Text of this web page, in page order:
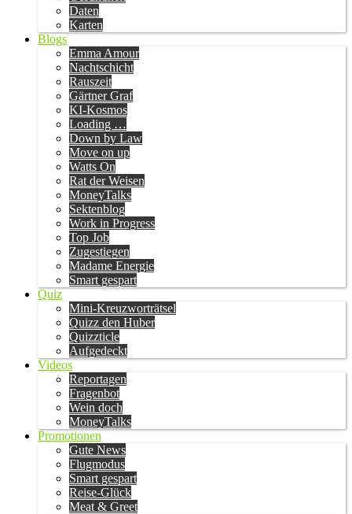
Daten
Karten
Blogs
Emma Amour
Nachtschicht
Rauszeit
Gärtner Graf
KI-Kosmos
Loading …
Down by Law
Move on up
Watts On
Rat der Weisen
MoneyTalks
Sektenblog
Work in Progress
Top Job
Zugestiegen
Madame Energie
Smart gespart
Quiz
Mini-Kreuzworträtsel
Quizz den Huber
Quizzticle
Aufgedeckt
Videos
Reportagen
Fragenbot
Wein doch
MoneyTalks
Promotionen
Gute News
Flugmodus
Smart gespart
Reise-Glück
Meat & Greet